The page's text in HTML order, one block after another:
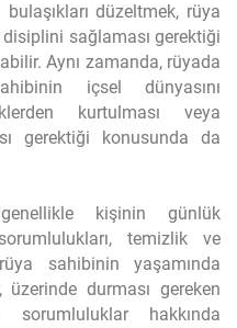
düzeltmek, rüya
sağlaması gerektiği
Aynı zamanda, rüyada
içsel dünyasını
kurtulması veya
gerektiği konusunda da
kişinin günlük
temizlik ve
sahibinin yaşamında
üzerinde durması gereken
hakkında